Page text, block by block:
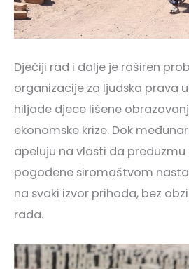
Dječiji rad i dalje je raširen
organizacije za ljudska prava
hiljade djece lišene
ekonomske krize. Dok
apeluju na vlasti da
pogođene siromaštvom
na svaki izvor prihoda, bez
rada.